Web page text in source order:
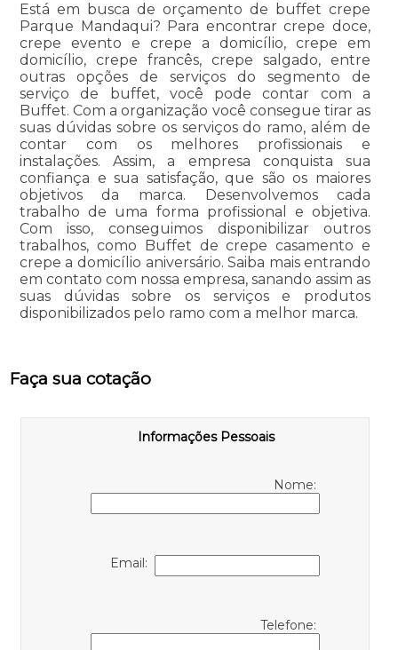
Está em busca de orçamento de buffet crepe
Parque Mandaqui? Para encontrar crepe doce,
crepe evento e crepe a domicílio, crepe em
domicílio, crepe francês, crepe salgado, entre
outras opções de serviços do segmento de
serviço de buffet, você pode contar com a
Buffet. Com a organização você consegue tirar as
suas dúvidas sobre os serviços do ramo, além de
contar com os melhores profissionais e
instalações. Assim, a empresa conquista sua
confiança e sua satisfação, que são os maiores
objetivos da marca. Desenvolvemos cada
trabalho de uma forma profissional e objetiva.
Com isso, conseguimos disponibilizar outros
trabalhos, como Buffet de crepe casamento e
crepe a domicílio aniversário. Saiba mais entrando
em contato com nossa empresa, sanando assim as
suas dúvidas sobre os serviços e produtos
disponibilizados pelo ramo com a melhor marca.
Faça sua cotação
Informações Pessoais
Nome:
Email:
Telefone: